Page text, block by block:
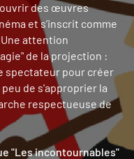
des œuvres
et s’inscrit comme
attention
de la projection :
spectateur pour créer
de s'approprier la
respectueuse de
"Les incontournables"